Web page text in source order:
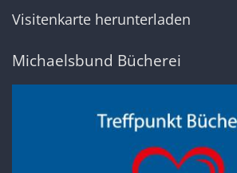
Visitenkarte herunterladen
Michaelsbund Bücherei